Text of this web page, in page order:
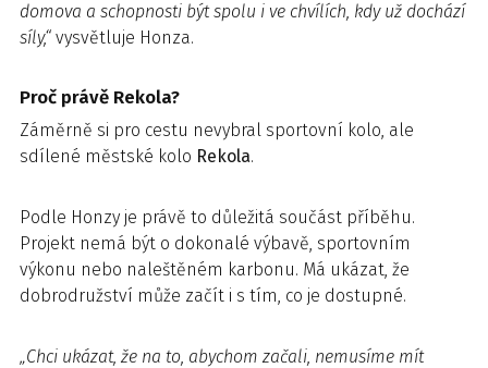
domova a schopnosti být spolu i ve chvílích, kdy už dochází
síly,“ vysvětluje Honza.
Proč právě Rekola?
Záměrně si pro cestu nevybral sportovní kolo, ale
sdílené městské kolo Rekola.
Podle Honzy je právě to důležitá součást příběhu.
Projekt nemá být o dokonalé výbavě, sportovním
výkonu nebo naleštěném karbonu. Má ukázat, že
dobrodružství může začít i s tím, co je dostupné.
„Chci ukázat, že na to, abychom začali, nemusíme mít